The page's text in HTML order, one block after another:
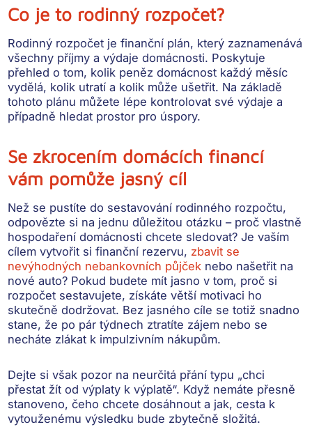
Co je to rodinný rozpočet?
Rodinný rozpočet je finanční plán, který zaznamenává
všechny příjmy a výdaje domácnosti. Poskytuje
přehled o tom, kolik peněz domácnost každý měsíc
vydělá, kolik utratí a kolik může ušetřit. Na základě
tohoto plánu můžete lépe kontrolovat své výdaje a
případně hledat prostor pro úspory.
Se zkrocením domácích financí
vám pomůže jasný cíl
Než se pustíte do sestavování rodinného rozpočtu,
odpovězte si na jednu důležitou otázku –proč vlastně
hospodaření domácnosti chcete sledovat? Je vaším
cílem vytvořit si finanční rezervu, zbavit se
nevýhodných nebankovních půjček nebo našetřit na
nové auto? Pokud budete mít jasno v tom, proč si
rozpočet sestavujete, získáte větší motivaci ho
skutečně dodržovat. Bez jasného cíle se totiž snadno
stane, že po pár týdnech ztratíte zájem nebo se
necháte zlákat k impulzivním nákupům.
Dejte si však pozor na neurčitá přání typu „chci
přestat žít od výplaty k výplatě“. Když nemáte přesně
stanoveno, čeho chcete dosáhnout a jak, cesta k
vytouženému výsledku bude zbytečně složitá.